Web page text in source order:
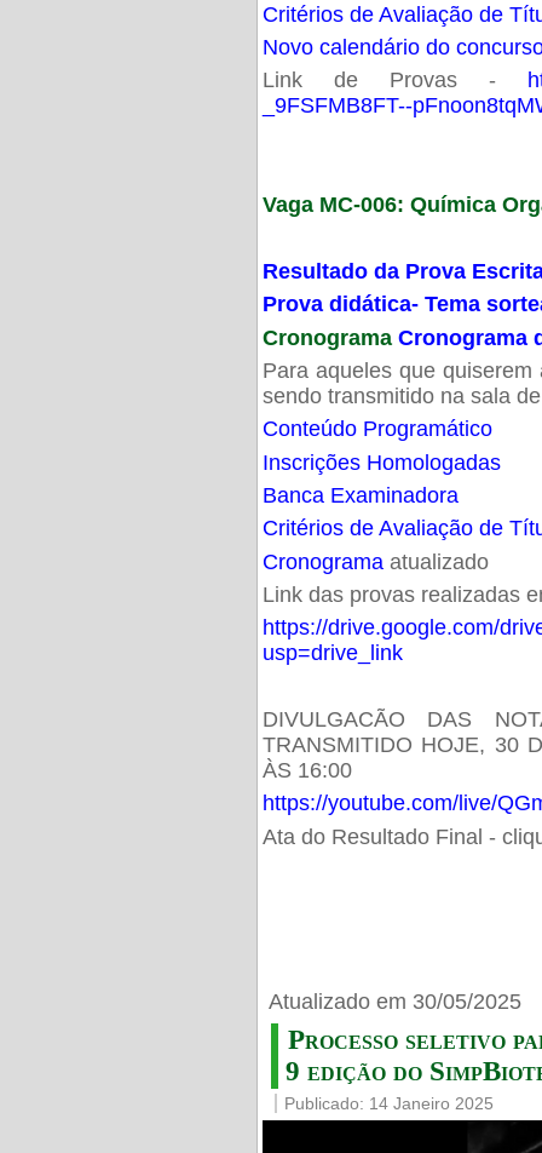
Critérios de Avaliação de
Novo calendário do
Link de Provas -
_9FSFMB8FT--
Vaga MC-006: Química
Resultado da Prova
Prova didática- Tema
Cronograma Cronograma
Para aqueles que
sendo transmitido na sala
Conteúdo Programático
Inscrições Homologadas
Banca Examinadora
Critérios de Avaliação de
Cronogramaatualizado
Link das provas realizadas
https://drive.google.com/
usp=drive_link
DIVULGACÃO DAS
TRANSMITIDO HOJE, 30
ÀS 16:00
https://youtube.com/live/
Ata do Resultado Final -
Atualizado em 30/05/2025
Processo seletivo
9 edição do
Publicado: 14 Janeiro 2025